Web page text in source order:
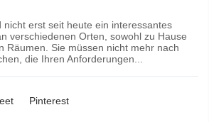
nicht erst seit heute ein interessantes
verschiedenen Orten, sowohl zu Hause
Räumen. Sie müssen nicht mehr nach
die Ihren Anforderungen...
Pinterest